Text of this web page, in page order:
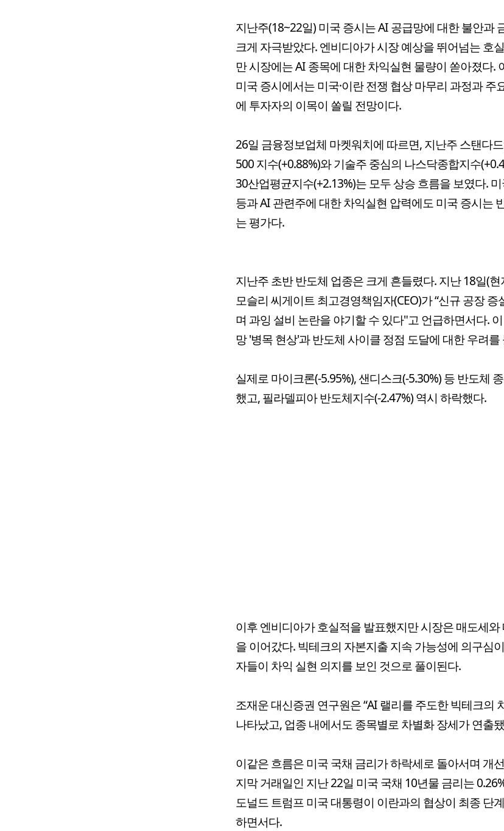
지난주(18~22일) 미국 증시는 AI 공급망에 대한 불안과
크게 자극받았다. 엔비디아가 시장 예상을 뛰어넘는 호
만 시장에는 AI 종목에 대한 차익실현 물량이 쏟아졌다.
미국 증시에서는 미국·이란 전쟁 협상 마무리 과정과 주
에 투자자의 이목이 쏠릴 전망이다.
26일 금융정보업체 마켓워치에 따르면, 지난주 스탠다
500 지수(+0.88%)와 기술주 중심의 나스닥종합지수
30산업평균지수(+2.13%)는 모두 상승 흐름을 보였다.
등과 AI 관련주에 대한 차익실현 압력에도 미국 증시는
는 평가다.
지난주 초반 반도체 업종은 크게 흔들렸다. 지난 18일(
모슬리 씨게이트 최고경영책임자(CEO)가 “신규 공장 증
며 과잉 설비 논란을 야기할 수 있다"고 언급하면서다.
망 '병목 현상'과 반도체 사이클 정점 도달에 대한 우려
실제로 마이크론(-5.95%), 샌디스크(-5.30%) 등 반도체
했고, 필라델피아 반도체지수(-2.47%) 역시 하락했다.
이후 엔비디아가 호실적을 발표했지만 시장은 매도세와
을 이어갔다. 빅테크의 자본지출 지속 가능성에 의구심
자들이 차익 실현 의지를 보인 것으로 풀이된다.
조재운 대신증권 연구원은 “AI 랠리를 주도한 빅테크의
나타났고, 업종 내에서도 종목별로 차별화 장세가 연출
이같은 흐름은 미국 국채 금리가 하락세로 돌아서며 개
지막 거래일인 지난 22일 미국 국채 10년물 금리는
도널드 트럼프 미국 대통령이 이란과의 협상이 최종 단
하면서다.